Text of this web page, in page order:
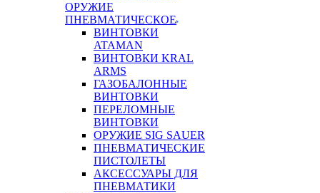
ОРУЖИЕ
ПНЕВМАТИЧЕСКОЕ
ВИНТОВКИ
ATAMAN
ВИНТОВКИ KRAL
ARMS
ГАЗОБАЛОННЫЕ
ВИНТОВКИ
ПЕРЕЛОМНЫЕ
ВИНТОВКИ
ОРУЖИЕ SIG SAUER
ПНЕВМАТИЧЕСКИЕ
ПИСТОЛЕТЫ
АКСЕССУАРЫ ДЛЯ
ПНЕВМАТИКИ